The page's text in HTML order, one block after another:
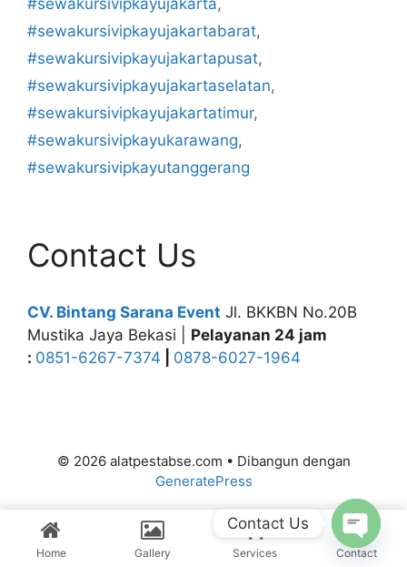
#sewakursivipkayujakarta,
#sewakursivipkayujakartabarat,
#sewakursivipkayujakartapusat,
#sewakursivipkayujakartaselatan,
#sewakursivipkayujakartatimur,
#sewakursivipkayukarawang,
#sewakursivipkayutanggerang
Contact Us
CV. Bintang Sarana Event Jl. BKKBN No.20B
Mustika Jaya Bekasi | Pelayanan 24 jam
: 0851-6267-7374 0878-6027-1964
© 2026 alatpestabse.com • Dibangun dengan
GeneratePress
Home Gallery Services Contact
Contact Us
Open